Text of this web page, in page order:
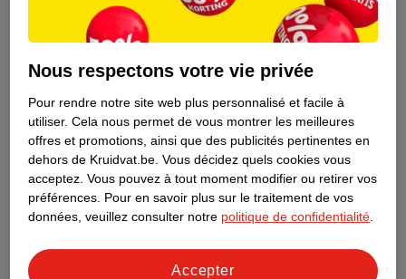
Nous respectons votre vie privée
Pour rendre notre site web plus personnalisé et facile à
utiliser. Cela nous permet de vous montrer les meilleures
offres et promotions, ainsi que des publicités pertinentes en
dehors de Kruidvat.be. Vous décidez quels cookies vous
acceptez. Vous pouvez à tout moment modifier ou retirer vos
préférences. Pour en savoir plus sur le traitement de vos
données, veuillez consulter notre politique de confidentialité
Accepter